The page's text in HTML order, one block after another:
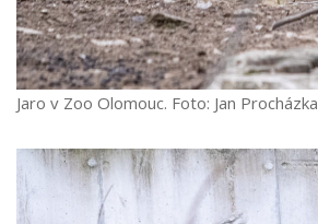
Jaro v Zoo Olomouc. Foto: Jan Procházka